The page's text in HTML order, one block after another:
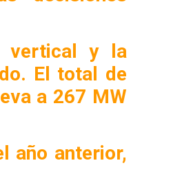
vertical y la
El total de
a 267 MW
año anterior,